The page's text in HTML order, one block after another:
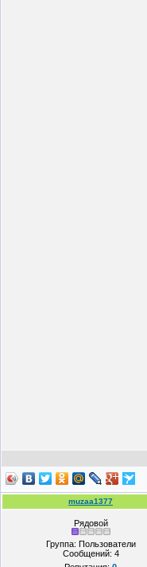
muzaa1377
Рядовой
Группа: Пользователи
Сообщений: 4